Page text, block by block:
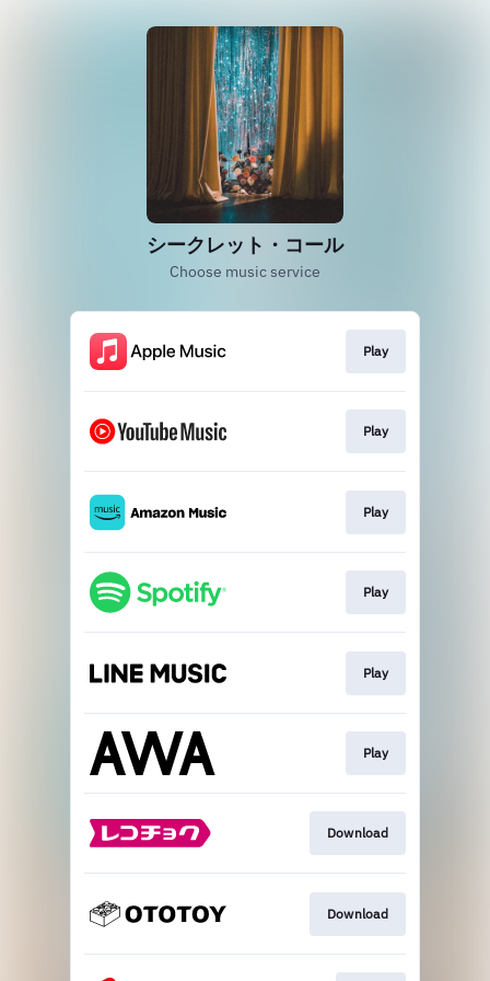
シークレット・コール
Choose music service
Play
Play
Play
Play
Play
Play
Download
Download